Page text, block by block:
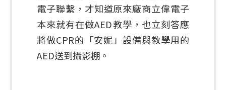
電子聯繫，才知道原來廠商立偉電子
本來就有在做AED教學，也立刻答應
將做CPR的「安妮」設備與教學用的
AED送到攝影棚。